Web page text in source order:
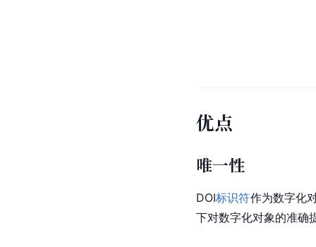
优点
唯一性
DOI标识符作为数字化
下对数字化对象的准确